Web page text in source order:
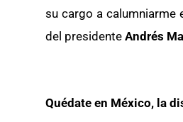
su cargo a calumniarme
del presidente Andrés
Quédate en México, la